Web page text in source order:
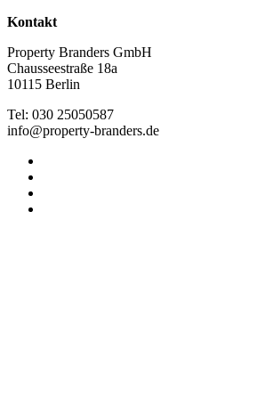
Kontakt
Property Branders GmbH
Chausseestraße 18a
10115 Berlin
Tel: 030 25050587
info@property-branders.de